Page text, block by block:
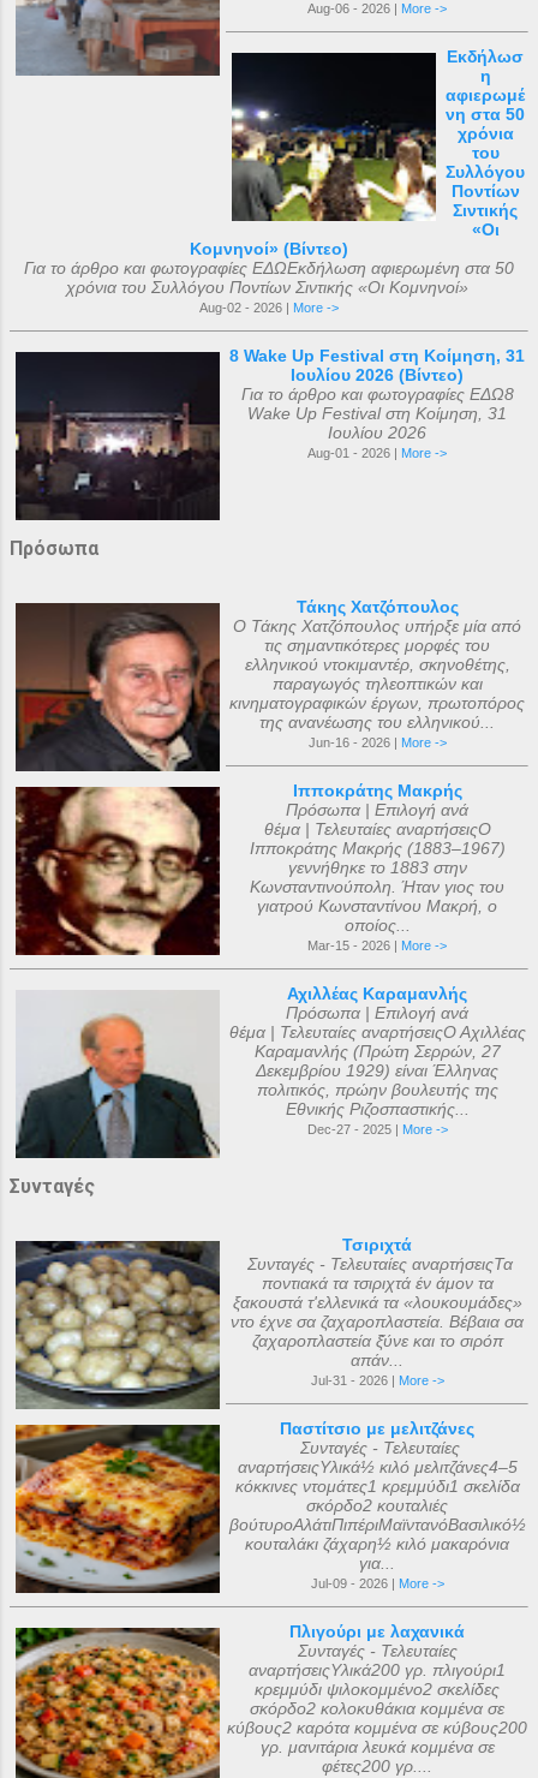
Aug-06 - 2026 | More ->
Εκδήλωσ
η
αφιερωμέ
νη στα 50
χρόνια
του
Συλλόγου
Ποντίων
Σιντικής
«Οι
Κομνηνοί» (Βίντεο)
Για το άρθρο και φωτογραφίες ΕΔΩΕκδήλωση αφιερωμένη στα 50
χρόνια του Συλλόγου Ποντίων Σιντικής «Οι Κομνηνοί»
Aug-02 - 2026 | More ->
8 Wake Up Festival στη Κοίμηση, 31
Ιουλίου 2026 (Βίντεο)
Για το άρθρο και φωτογραφίες ΕΔΩ8
Wake Up Festival στη Κοίμηση, 31
Ιουλίου 2026
Aug-01 - 2026 | More ->
Πρόσωπα
Τάκης Χατζόπουλος
Ο Τάκης Χατζόπουλος υπήρξε μία από
τις σημαντικότερες μορφές του
ελληνικού ντοκιμαντέρ, σκηνοθέτης,
παραγωγός τηλεοπτικών και
κινηματογραφικών έργων, πρωτοπόρος
της ανανέωσης του ελληνικού...
Jun-16 - 2026 | More ->
Ιπποκράτης Μακρής
Πρόσωπα | Επιλογή ανά
θέμα | Τελευταίες αναρτήσειςΟ
Ιπποκράτης Μακρής (1883–1967)
γεννήθηκε το 1883 στην
Κωνσταντινούπολη. Ήταν γιος του
γιατρού Κωνσταντίνου Μακρή, ο
οποίος...
Mar-15 - 2026 | More ->
Αχιλλέας Καραμανλής
Πρόσωπα | Επιλογή ανά
θέμα | Τελευταίες αναρτήσειςΟ Αχιλλέας
Καραμανλής (Πρώτη Σερρών, 27
Δεκεμβρίου 1929) είναι Έλληνας
πολιτικός, πρώην βουλευτής της
Εθνικής Ριζοσπαστικής...
Dec-27 - 2025 | More ->
Συνταγές
Τσιριχτά
Συνταγές - Τελευταίες αναρτήσειςΤα
ποντιακά τα τσιριχτά έν άμον τα
ξακουστά τ'ελλενικά τα «λουκουμάδες»
ντο έχνε σα ζαχαροπλαστεία. Βέβαια σα
ζαχαροπλαστεία ξ̌ύνε και το σιρόπ
απάν...
Jul-31 - 2026 | More ->
Παστίτσιο με μελιτζάνες
Συνταγές - Τελευταίες
αναρτήσειςΥλικά½ κιλό μελιτζάνες4–5
κόκκινες ντομάτες1 κρεμμύδι1 σκελίδα
σκόρδο2 κουταλιές
βούτυροΑλάτιΠιπέριΜαϊντανόΒασιλικό½
κουταλάκι ζάχαρη½ κιλό μακαρόνια
για...
Jul-09 - 2026 | More ->
Πλιγούρι με λαχανικά
Συνταγές - Τελευταίες
αναρτήσειςΥλικά200 γρ. πλιγούρι1
κρεμμύδι ψιλοκομμένο2 σκελίδες
σκόρδο2 κολοκυθάκια κομμένα σε
κύβους2 καρότα κομμένα σε κύβους200
γρ. μανιτάρια λευκά κομμένα σε
φέτες200 γρ....